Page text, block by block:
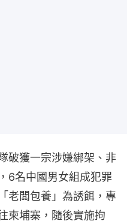
破獲一宗涉嫌綁架、非
6名中國男女組成犯罪
老闆包養」為誘餌，專
柬埔寨，隨後實施拘